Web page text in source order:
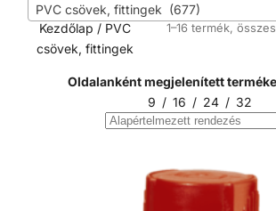
PVC csövek, fittingek (677)
Kezdőlap / PVC
csövek, fittingek
1–16 termék,
Oldalanként megjelenített
9 / 16 / 24 / 32